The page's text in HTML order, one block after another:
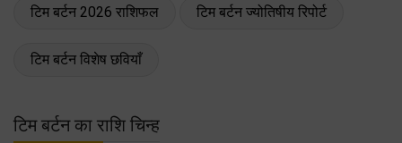
टिम बर्टन 2026 राशिफल टिम बर्टन ज्योतिषीय रिपोर्ट
टिम बर्टन विशेष छवियाँ
टिम बर्टन का राशि चिन्ह